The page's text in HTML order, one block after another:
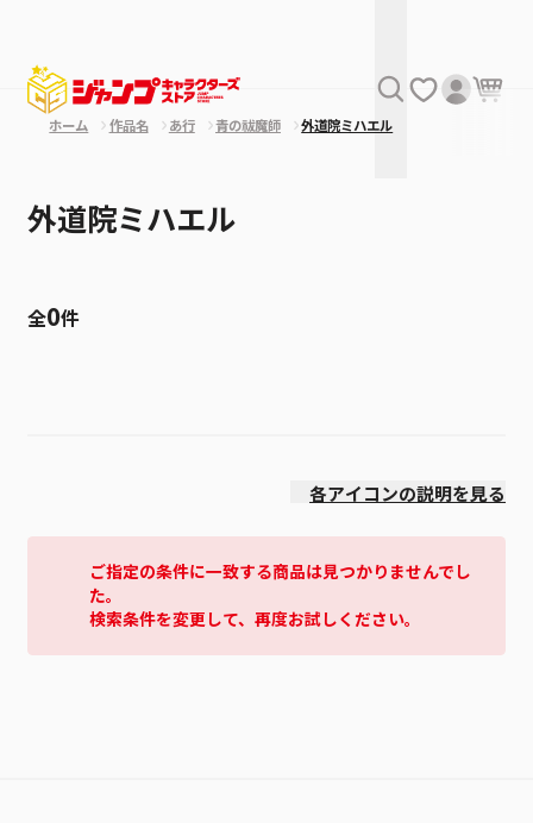
ホーム 作品名 あ行 青の祓魔師 外道院ミハエル
外道院ミハエル
全0件
各アイコンの説明を見る
ご指定の条件に一致する商品は見つかりませんでし
た。
検索条件を変更して、再度お試しください。